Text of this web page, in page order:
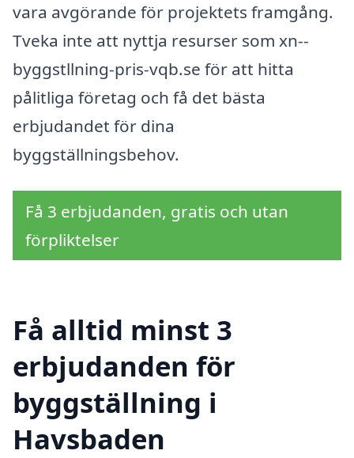
vara avgörande för projektets framgång.
Tveka inte att nyttja resurser som xn--
byggstllning-pris-vqb.se för att hitta
pålitliga företag och få det bästa
erbjudandet för dina
byggställningsbehov.
Få 3 erbjudanden, gratis och utan
förpliktelser
Få alltid minst 3
erbjudanden för
byggställning i
Havsbaden